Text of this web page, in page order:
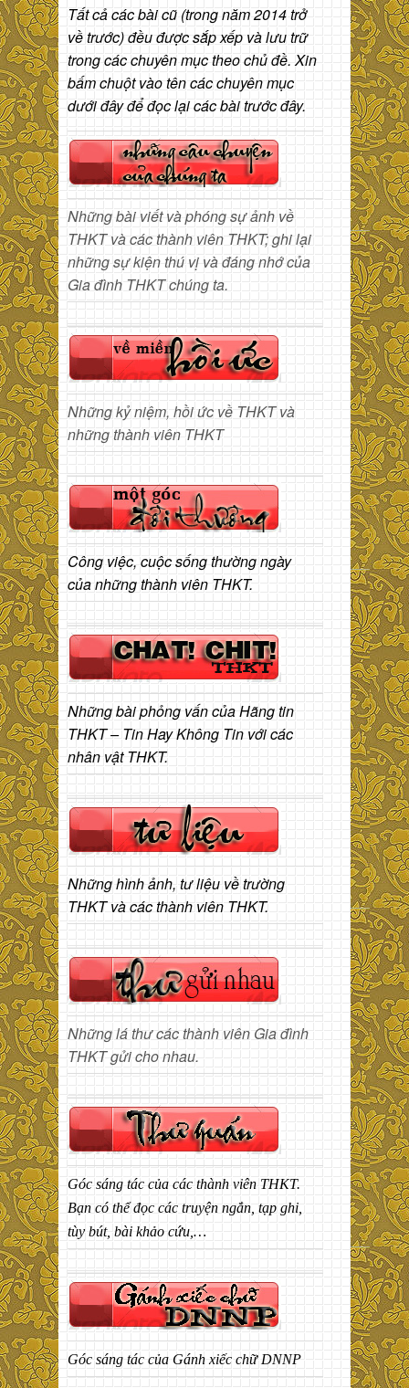
Tất cả các bài cũ (trong năm 2014 trở
về trước) đều được sắp xếp và lưu trữ
trong các chuyên mục theo chủ đề. Xin
bấm chuột vào tên các chuyên mục
dưới đây để đọc lại các bài trước đây.
Những bài viết và phóng sự ảnh về
THKT và các thành viên THKT; ghi lại
những sự kiện thú vị và đáng nhớ của
Gia đình THKT chúng ta.
Những kỷ niệm, hồi ức về THKT và
những thành viên THKT
Công việc, cuộc sống thường ngày
của những thành viên THKT.
Những bài phỏng vấn của Hãng tin
THKT – Tin Hay Không Tin với các
nhân vật THKT.
Những hình ảnh, tư liệu về trường
THKT và các thành viên THKT.
Những lá thư các thành viên Gia đình
THKT gửi cho nhau.
Góc sáng tác của các thành viên THKT.
Bạn có thể đọc các truyện ngắn, tạp ghi,
tùy bút, bài khảo cứu,…
Góc sáng tác của Gánh xiếc chữ DNNP